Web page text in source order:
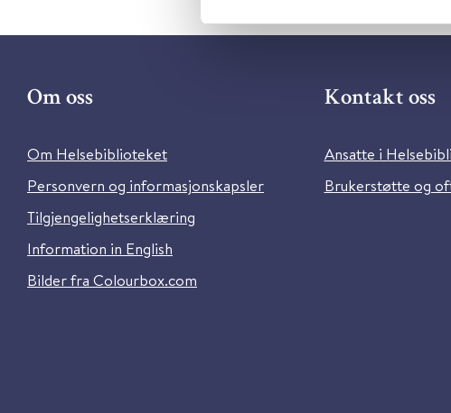
Om oss
Om Helsebiblioteket
Personvern og informasjonskapsler
Tilgjengelighetserklæring
Information in English
Bilder fra Colourbox.com
Kontakt oss
Ansatte i
Brukerstøtte og